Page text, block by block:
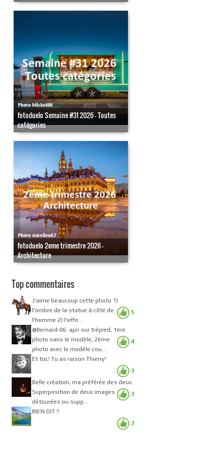
fotoduelo Semaine #31 2026 - Toutes
catégories
fotoduelo 2eme trimestre 2026 -
Architecture
Top commentaires
5
J'aime beaucoup cette photo 1)
l'ombre de la statue à côté de
l'homme 2) l'effe...
4
@Bernard-06: apn sur trépied, 1ere
photo sans le modèle, 2ème
photo avec le modèle cou...
3
Et toc! Tu as raison Thierry!
3
Belle création, ma préférée des deux.
Superposition de deux images
détourées ou supp...
3
BIEN DIT !!